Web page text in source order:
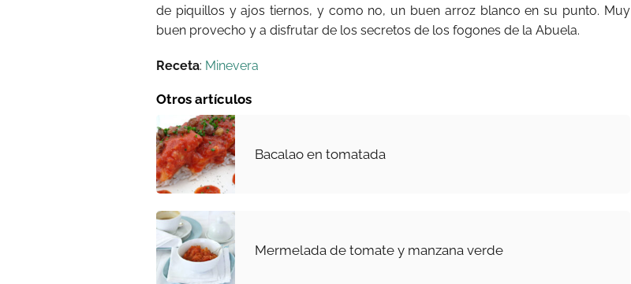
de piquillos y ajos tiernos, y como no, un buen arroz blanco en su punto. Muy
buen provecho y a disfrutar de los secretos de los fogones de la Abuela.
Receta: Minevera
Otros artículos
Bacalao en tomatada
Mermelada de tomate y manzana verde